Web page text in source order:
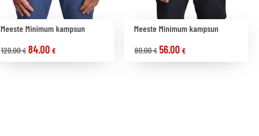
Meeste Minimum kampsun
120.00€ 84.00 €
Meeste Minimum kampsun
80.00€ 56.00€